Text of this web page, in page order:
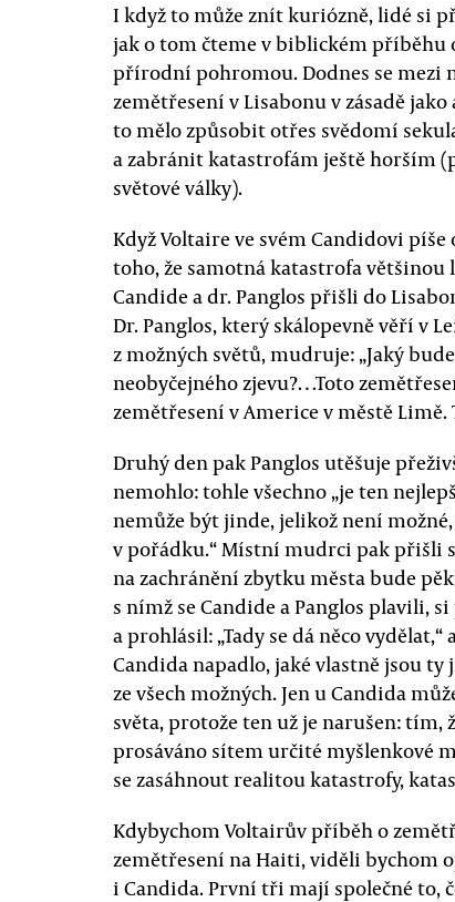
I když to může znít kuriózně, lidé si
jak o tom čteme v biblickém příběhu
přírodní pohromou. Dodnes se
zemětřesení v Lisabonu v zásadě
to mělo způsobit otřes svědomí
a zabránit katastrofám ještě horším
světové války).
Když Voltaire ve svém Candidovi
toho, že samotná katastrofa
Candide a dr. Panglos přišli do
Dr. Panglos, který skálopevně věří v
z možných světů, mudruje: „Jaký
neobyčejného zjevu?…Toto
zemětřesení v Americe v městě Limě.
Druhý den pak Panglos utěšuje
nemohlo: tohle všechno „je ten
nemůže být jinde, jelikož není
v pořádku.“ Místní mudrci pak přišli
na zachránění zbytku města bude
s nímž se Candide a Panglos plavili,
a prohlásil: „Tady se dá něco
Candida napadlo, jaké vlastně jsou
ze všech možných. Jen u Candida
světa, protože ten už je narušen:
prosáváno sítem určité myšlenkové
se zasáhnout realitou katastrofy,
Kdybychom Voltairův příběh o
zemětřesení na Haiti, viděli bychom
i Candida. První tři mají společné to,